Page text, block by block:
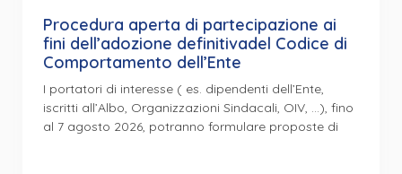
Procedura aperta di partecipazione ai
fini dell’adozione definitivadel Codice di
Comportamento dell’Ente
I portatori di interesse ( es. dipendenti dell’Ente,
iscritti all’Albo, Organizzazioni Sindacali, OIV, …), fino
al 7 agosto 2026, potranno formulare proposte di